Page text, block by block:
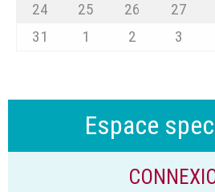
24
25 26 27
31
1 2 3
Espace